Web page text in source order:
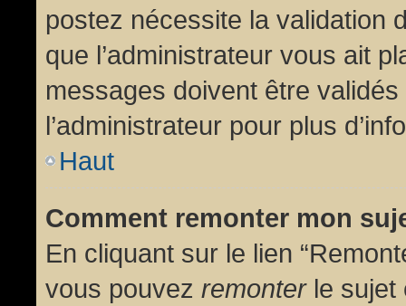
postez nécessite la validation
que l’administrateur vous ait
messages doivent être
l’administrateur pour plus
Haut
Comment remonter mon
En cliquant sur le lien
vous pouvez remonterle sujet